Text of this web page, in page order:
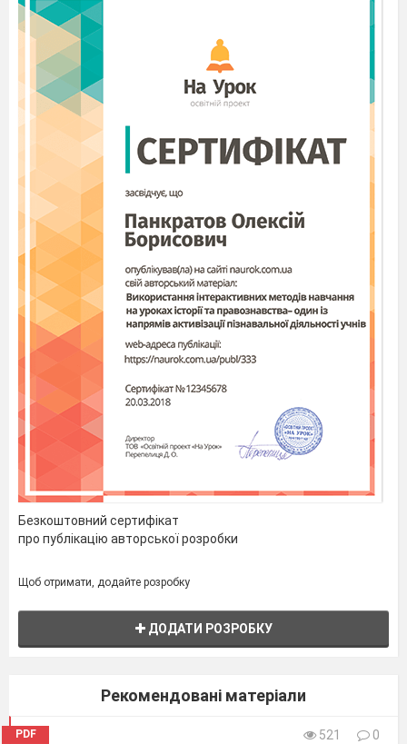
Безкоштовний сертифікат
про публікацію авторської розробки
Щоб отримати, додайте розробку
ДОДАТИ РОЗРОБКУ
Рекомендовані матеріали
PDF 521
0